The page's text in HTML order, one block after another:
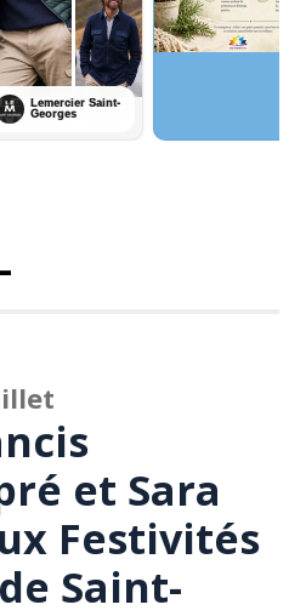
et Sara
Festivités
Saint-